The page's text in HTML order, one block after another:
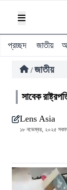
প্রচ্ছদ জাতীয়
/ জাতীয়
সাবেক
Lens Asia
১৮ নভেম্বর, ২০২৫